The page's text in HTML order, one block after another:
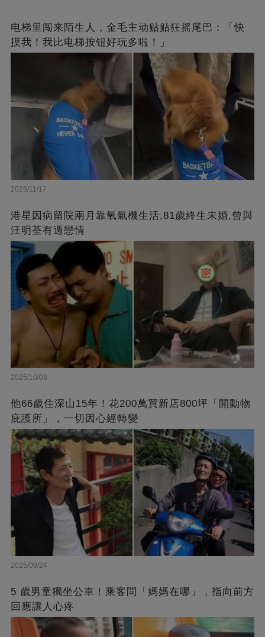
电梯里闯来陌生人，金毛主动贴贴狂摇尾巴：「快
摸我！我比电梯按钮好玩多啦！」
2025/11/17
港星因病留院兩月靠氧氣機生活,81歲終生未婚,曾與
汪明荃有過戀情
2025/10/08
他66歲住深山15年！花200萬買新店800坪「開動物
庇護所」，一切因心經轉變
2025/09/24
5 歲男童獨坐公車！乘客問「媽媽在哪」，指向前方
回應讓人心疼